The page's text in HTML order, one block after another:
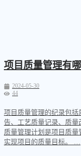
项目质量管理有
2024-05-30
44
项目质量管理的纪录包
告、工艺质量记录、质量
质量管理计划是项目质
实现项目的质量目标。 …